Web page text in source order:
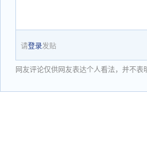
请登录发贴
网友评论仅供网友表达个人看法，并不